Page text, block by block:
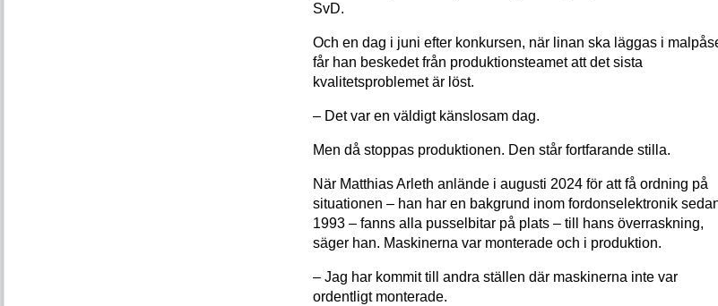
SvD.
Och en dag i juni efter konkursen, när linan ska läggas i
får han beskedet från produktionsteamet att det sista
kvalitetsproblemet är löst.
– Det var en väldigt känslosam dag.
Men då stoppas produktionen. Den står fortfarande stilla.
När Matthias Arleth anlände i augusti 2024 för att få ordning på
situationen – han har en bakgrund inom fordonselektronik
1993 – fanns alla pusselbitar på plats – till hans överraskning,
säger han. Maskinerna var monterade och i produktion.
– Jag har kommit till andra ställen där maskinerna inte var
ordentligt monterade.